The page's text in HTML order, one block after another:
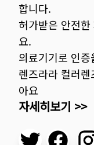
합니다.
허가받은 안전
요.
의료기기로 인
렌즈라라 컬러
아요
자세히보기 >>